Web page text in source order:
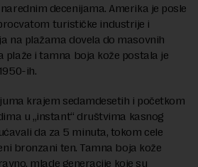
decenijama. Amerika je posle
turističke industrije i
na plažama dovela do masovnih
plaže i tamna boja kože postala je
ih.
krajem sedamdesetih i početkom
u „instant“ društvima kasnog
da za 5 minuta, tokom cele
bronzani ten. Tamna boja kože
mlade generacije koje su